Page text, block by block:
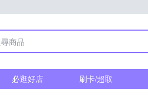
必逛好店 刷卡/超取